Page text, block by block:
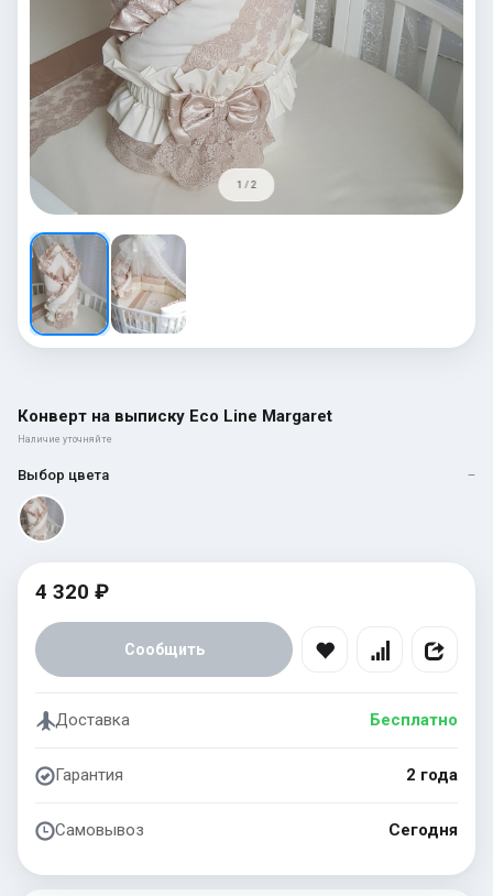
1 / 2
Конверт на выписку Eco Line Margaret
Наличие уточняйте
Выбор цвета —
4 320 ₽
Сообщить
Доставка Бесплатно
Гарантия 2 года
Самовывоз Сегодня